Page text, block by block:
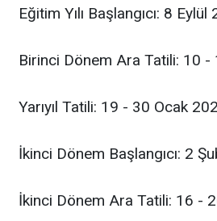
Eğitim Yılı Başlangıcı: 8 Eylül
Birinci Dönem Ara Tatili: 10 -
Yarıyıl Tatili: 19 - 30 Ocak
İkinci Dönem Başlangıcı: 2
İkinci Dönem Ara Tatili: 16 -